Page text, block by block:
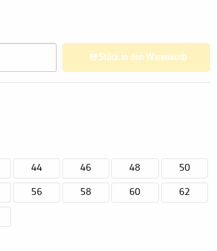
44 46 48 50
56 58 60 62
Stück in den Warenkorb